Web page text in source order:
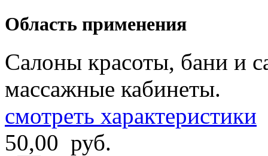
Область применения
Салоны красоты, бани и
массажные кабинеты.
смотреть характеристики
50,00 руб.